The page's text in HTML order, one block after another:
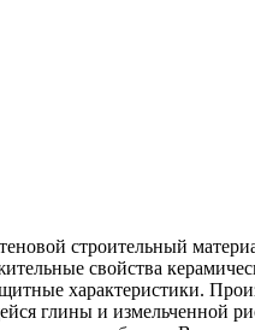
строительный
свойства
характеристики.
глины и измельченной